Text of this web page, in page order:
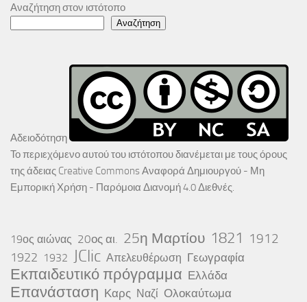
Αναζήτηση στον ιστότοπο
Αναζήτηση
Αδειοδότηση
Το περιεχόμενο αυτού του ιστότοπου διανέμεται με τους όρους
της άδειας Creative Commons Αναφορά Δημιουργού - Μη
Εμπορική Χρήση - Παρόμοια Διανομή 4.0 Διεθνές.
19ος αιώνας 20ος αι. 25η Μαρτίου 1821 1912
1922 1932 JClic Απελευθέρωση Γεωγραφία
Εκπαιδευτικό πρόγραμμα Ελλάδα
Επανάσταση Καρς Ναζί Ολοκαύτωμα